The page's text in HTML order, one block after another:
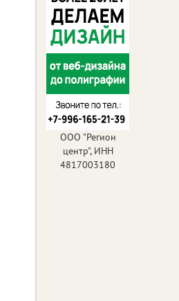
ООО "Регион
центр", ИНН
4817003180